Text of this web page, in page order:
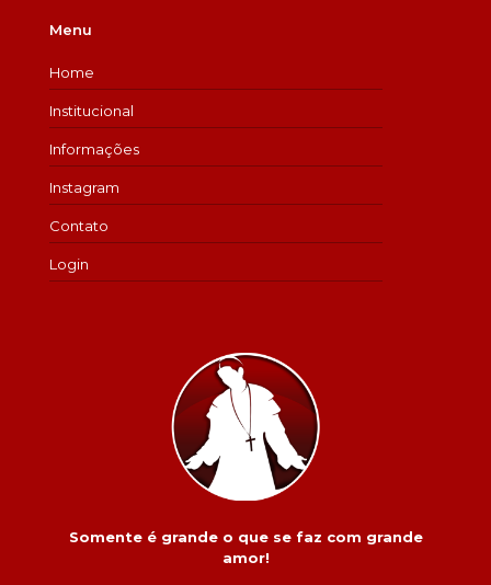
Menu
Home
Institucional
Informações
Instagram
Contato
Login
Somente é grande o que se faz com grande
amor!